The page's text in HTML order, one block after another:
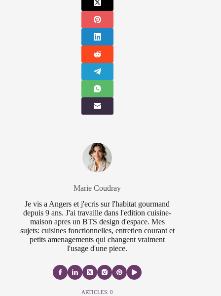
Marie Coudray
Je vis a Angers et j'ecris sur l'habitat gourmand
depuis 9 ans. J'ai travaille dans l'edition cuisine-
maison apres un BTS design d'espace. Mes
sujets: cuisines fonctionnelles, entretien courant et
petits amenagements qui changent vraiment
l'usage d'une piece.
ARTICLES: 0